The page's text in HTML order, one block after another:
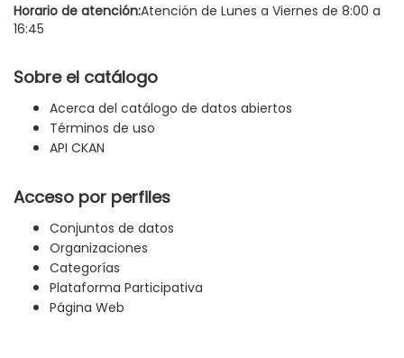
Horario de atención:Atención de Lunes a Viernes de 8:00 a
16:45
Sobre el catálogo
Acerca del catálogo de datos abiertos
Términos de uso
API CKAN
Acceso por perfiles
Conjuntos de datos
Organizaciones
Categorías
Plataforma Participativa
Página Web